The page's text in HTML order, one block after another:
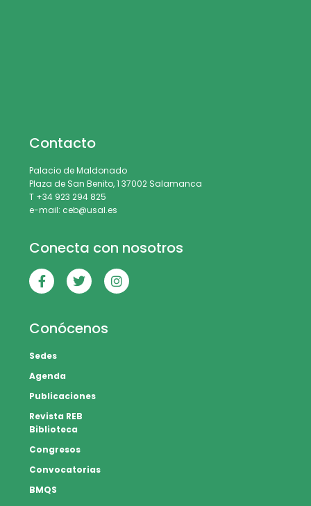
Contacto
Palacio de Maldonado
Plaza de San Benito, 1 37002 Salamanca
T +34 923 294 825
e-mail: ceb@usal.es
Conecta con nosotros
Conócenos
Sedes
Agenda
Publicaciones
Revista REB
Biblioteca
Congresos
Convocatorias
BMQS